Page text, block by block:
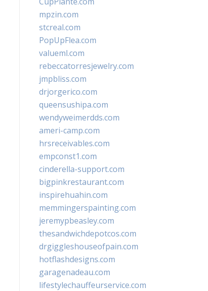
mpzin.com
stcreal.com
PopUpFlea.com
valueml.com
rebeccatorresjewelry.com
jmpbliss.com
drjorgerico.com
queensushipa.com
wendyweimerdds.com
ameri-camp.com
hrsreceivables.com
empconst1.com
cinderella-support.com
bigpinkrestaurant.com
inspirehuahin.com
memmingerspainting.com
jeremypbeasley.com
thesandwichdepotcos.com
drgiggleshouseofpain.com
hotflashdesigns.com
garagenadeau.com
lifestylechauffeurservice.com